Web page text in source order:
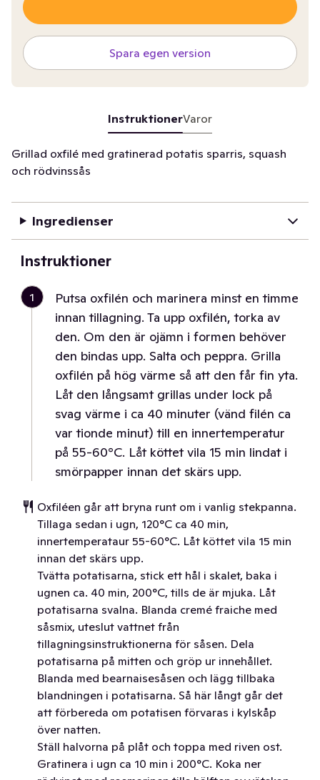
Spara egen version
InstruktionerVaror
Grillad oxfilé med gratinerad potatis sparris, squash
och rödvinssås
Ingredienser
Instruktioner
1
Putsa oxfilén och marinera minst en timme
innan tillagning. Ta upp oxfilén, torka av
den. Om den är ojämn i formen behöver
den bindas upp. Salta och peppra. Grilla
oxfilén på hög värme så att den får fin yta.
Låt den långsamt grillas under lock på
svag värme i ca 40 minuter (vänd filén ca
var tionde minut) till en innertemperatur
på 55-60°C. Låt köttet vila 15 min lindat i
smörpapper innan det skärs upp.
Oxfiléen går att bryna runt om i vanlig stekpanna.
Tillaga sedan i ugn, 120°C ca 40 min,
innertemperataur 55-60°C. Låt köttet vila 15 min
innan det skärs upp.
Tvätta potatisarna, stick ett hål i skalet, baka i
ugnen ca. 40 min, 200°C, tills de är mjuka. Låt
potatisarna svalna. Blanda cremé fraiche med
såsmix, uteslut vattnet från
tillagningsinstruktionerna för såsen. Dela
potatisarna på mitten och gröp ur innehållet.
Blanda med bearnaisesåsen och lägg tillbaka
blandningen i potatisarna. Så här långt går det
att förbereda om potatisen förvaras i kylskåp
över natten.
Ställ halvorna på plåt och toppa med riven ost.
Gratinera i ugn ca 10 min i 200°C. Koka ner